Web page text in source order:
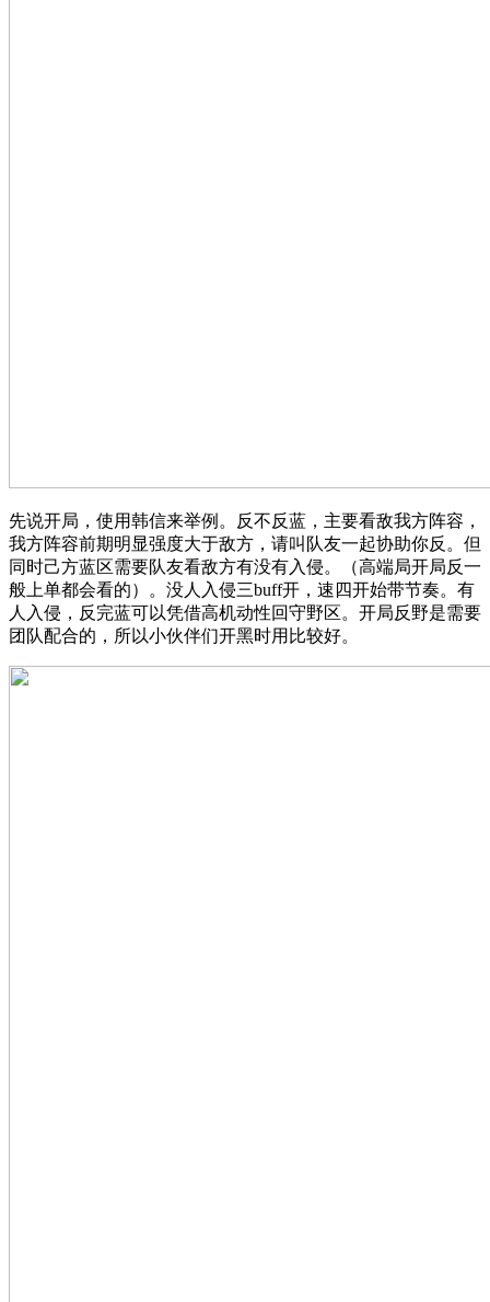
先说开局，使用韩信来举例。反不反蓝，主要看敌我方阵容，
我方阵容前期明显强度大于敌方，请叫队友一起协助你反。但
同时己方蓝区需要队友看敌方有没有入侵。（高端局开局反一
般上单都会看的）。没人入侵三buff开，速四开始带节奏。有
人入侵，反完蓝可以凭借高机动性回守野区。开局反野是需要
团队配合的，所以小伙伴们开黑时用比较好。